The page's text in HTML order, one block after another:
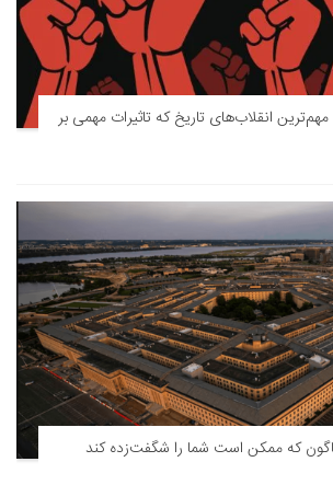
انقلاب‌های تاریخ که تاثیرات مهمی بر
که ممکن است شما را شگفت‌زده کند